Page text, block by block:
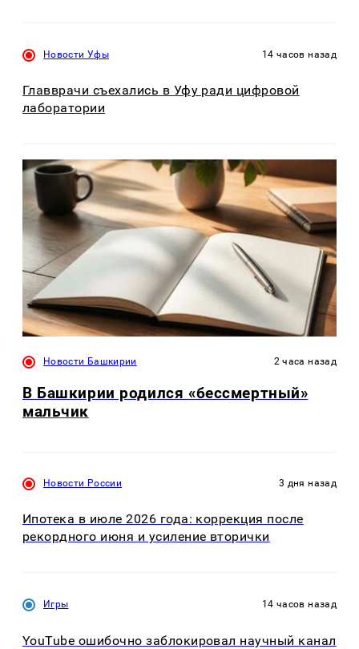
Новости Уфы 14 часов назад
Главврачи съехались в Уфу ради цифровой
лаборатории
Новости Башкирии 2 часа назад
В Башкирии родился «бессмертный»
мальчик
Новости России 3 дня назад
Ипотека в июле 2026 года: коррекция после
рекордного июня и усиление вторички
Игры 14 часов назад
YouTube ошибочно заблокировал научный канал